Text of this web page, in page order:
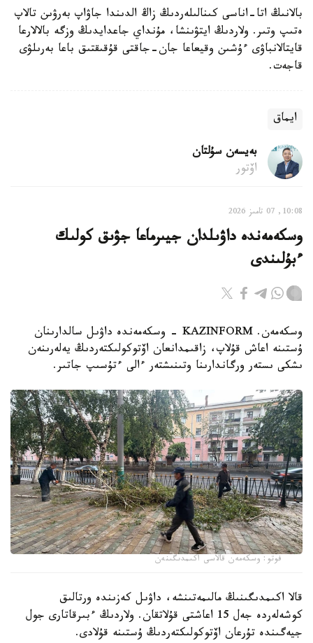
بالانىڭ اتا-اناسى كىنالىلەردىڭ زاڭ الدىندا جاۋاپ بەرۋىن تالاپ
ەتىپ وتىر. ولاردىڭ ايتۋىنشا، مۇنداي جاعدايدىڭ وزگە بالالارعا
قايتالانباۋى ءۇشىن وقيعاعا جان-جاقتى قۇقىقتىق باعا بەرىلۋى
قاجەت.
ايماق
بەيسەن سۇلتان
اۆتور
10:08, 07 تامىز 2026
وسكەمەندە داۋىلدان جيىرماعا جۋىق كولىك
ءبۇلىندى
وسكەمەن. KAZINFORM - وسكەمەندە داۋىل سالدارىنان
ۇستىنە اعاش قۇلاپ، زاقىمدانعان اۆتوكولىكتەردىڭ يەلەرىنەن
ىشكى ىستەر ورگاندارىنا وتىنىشتەر ءالى ءتۇسىپ جاتىر.
فوتو: وسكەمەن قالاسى اكىمدىگىنەن
قالا اكىمدىگىنىڭ مالىمەتىنشە، داۋىل كەزىندە ورتالىق
كوشەلەردە جەل 15 اعاشتى قۇلاتقان. ولاردىڭ ءبىرقاتارى جول
جيەگىندە تۇرعان اۆتوكولىكتەردىڭ ۇستىنە قۇلادى.